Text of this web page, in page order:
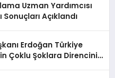
Uzman Yardımcısı
Sonuçları Açıklandı
Erdoğan Türkiye
Çoklu Şoklara Direncini